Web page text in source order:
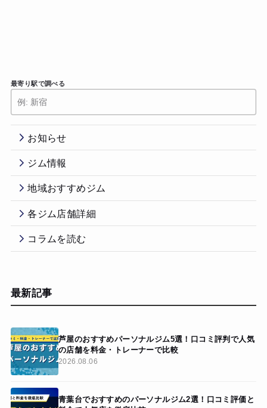
最寄り駅で調べる
お知らせ
ジム情報
地域おすすめジム
各ジム店舗詳細
コラムを読む
最新記事
芦屋のおすすめパーソナルジム5選！口コミ評判で人気
の店舗を料金・トレーナーで比較
2026.08.06
青葉台でおすすめのパーソナルジム2選！口コミ評価と